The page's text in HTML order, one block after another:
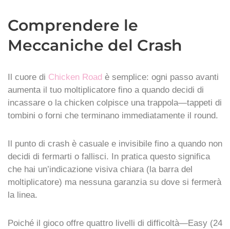
Comprendere le
Meccaniche del Crash
Il cuore di Chicken Road è semplice: ogni passo avanti
aumenta il tuo moltiplicatore fino a quando decidi di
incassare o la chicken colpisce una trappola—tappeti di
tombini o forni che terminano immediatamente il round.
Il punto di crash è casuale e invisibile fino a quando non
decidi di fermarti o fallisci. In pratica questo significa
che hai un’indicazione visiva chiara (la barra del
moltiplicatore) ma nessuna garanzia su dove si fermerà
la linea.
Poiché il gioco offre quattro livelli di difficoltà—Easy (24